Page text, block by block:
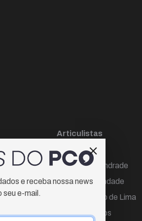
Articulistas
Décio Freire
Dr Marcos Andrade
Hamilton Trindade
Igor Carvalho de Lima
Mario Campos
e receba nossa news
seu e-mail.